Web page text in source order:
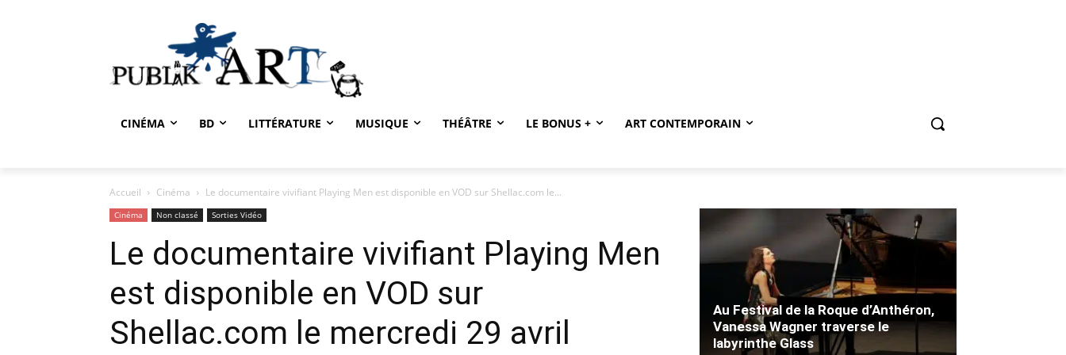
CINÉMA BD LITTÉRATURE MUSIQUE THÉÂTRE LE BONUS + ART CONTEMPORAIN
Accueil Cinéma Le documentaire vivifiant Playing Men est disponible en VOD sur Shellac.com le...
Cinéma Non classé Sorties Vidéo
Le documentaire vivifiant Playing Men
est disponible en VOD sur
Shellac.com le mercredi 29 avril
Au Festival de la Roque d’Anthéron,
Vanessa Wagner traverse le
labyrinthe Glass